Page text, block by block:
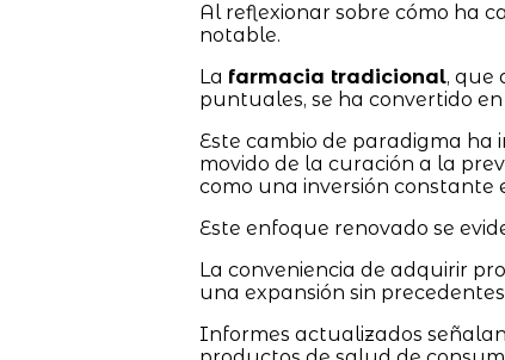
Al reflexionar sobre cómo ha
notable.
La farmacia tradicional, que
puntuales, se ha convertido
Este cambio de paradigma ha
movido de la curación a la
como una inversión
Este enfoque renovado se
La conveniencia de adquirir
una expansión sin
Informes actualizados